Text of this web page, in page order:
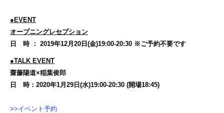
●EVENT
オープニングレセプション
日 時 ： 2019年12月20日(金)19:00-20:30 ※ご予約不要です
●TALK EVENT
齋藤陽道×稲葉俊郎
日 時：2020年1月29日(水)19:00-20:30 (開場18:45)
>>イベント予約